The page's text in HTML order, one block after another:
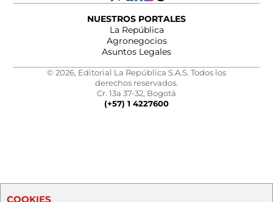
NUESTROS PORTALES
La República
Agronegocios
Asuntos Legales
© 2026, Editorial La República S.A.S. Todos los
derechos reservados.
Cr. 13a 37-32, Bogotá
(+57) 1 4227600
COOKIES